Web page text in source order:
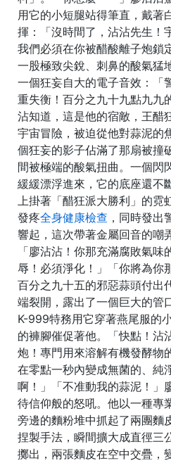
用它的小短腿站得筆直，戴著
揮：「沒時間了，沾沾先生！
我們必須在你被醋酸離子炮鎖
一股極致尖銳、刺鼻的酸氣猛
一個狂妄自大的電子音效：「
重失衡！百分之九十九點九九
沾知道，這是他的宿敵，王醋
宇宙冒險，被迫從他對蒜泥的
個狂妄的影子佔滿了那扇被撞
間被極端的酸氣扭曲。一個閃
緩緩漂浮進來，它的底座還不
上掛著「醋狂派大勝利」的霓
發疼全身健康檢查 ，同時發出
響起，這次帶著金屬回音的嘲
「廖沾沾！你那充滿腐敗氣
辱！必須淨化！」「你將為你
百分之九十五的邪惡蒜頭付出
端裂開，露出了一個巨大的管
K-999特務用它穿著燕尾服的
的褲腳催促著他。「快點！沾
炮！專門用來溶解有機發酵物
在零點一秒內變成無菌的、純
啊！」「不准動我的蒜泥！」
待信仰般的怒吼。他以一種專
旁邊的麵粉堆中抓起了兩團麵
捏製手法，瞬間擴大成直徑三
擲出，兩張麵皮在空中交疊，